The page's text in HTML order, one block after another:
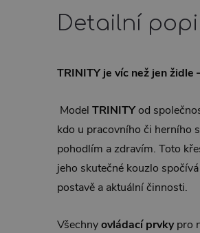
Detailní
TRINITY je víc než jen
Model TRINITYod
kdo u pracovního či herního
pohodlím a zdravím. Toto
jeho skutečné kouzlo
postavě a aktuální činnosti.
Všechnyovládací prvkypro